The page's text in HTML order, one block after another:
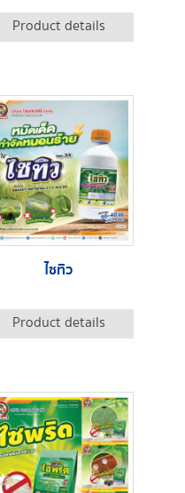
Product details
ไซทิว
Product details